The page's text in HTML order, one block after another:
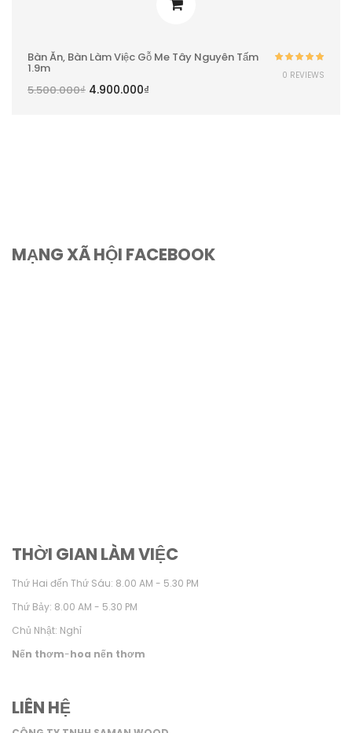
Bàn Ăn, Bàn Làm Việc Gỗ Me Tây Nguyên Tấm
1.9m
5.500.000₫ 4.900.000₫
hạng5.00 5
0 REVIEWS
MẠNG XÃ HỘI FACEBOOK
THỜI GIAN LÀM VIỆC
Thứ Hai đến Thứ Sáu: 8.00 AM - 5.30 PM
Thứ Bảy: 8.00 AM - 5.30 PM
Chủ Nhật: Nghỉ
Nến thơm-hoa nến thơm
LIÊN HỆ